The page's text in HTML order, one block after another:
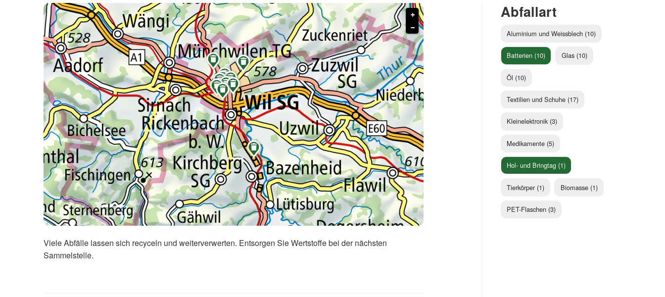











+
−
Viele Abfälle lassen sich recyceln und weiterverwerten. Entsorgen Sie Wertstoffe bei der nächsten
Sammelstelle.
Abfallart
Aluminium und Weissblech (10)
Batterien (10) Glas (10)
Öl (10)
Textilien und Schuhe (17)
Kleinelektronik (3)
Medikamente (5)
Hol- und Bringtag (1)
Tierkörper (1) Biomasse (1)
PET-Flaschen (3)